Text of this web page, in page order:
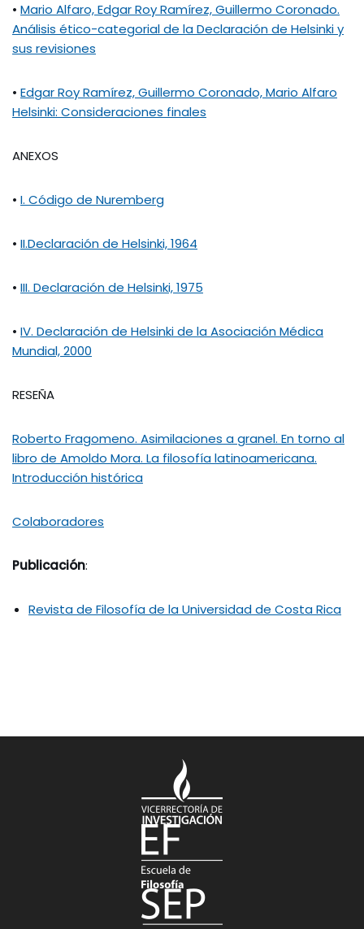
• Mario Alfaro, Edgar Roy Ramírez, Guillermo Coronado.
Análisis ético-categorial de la Declaración de Helsinki y
sus revisiones
• Edgar Roy Ramírez, Guillermo Coronado, Mario Alfaro
Helsinki: Consideraciones finales
ANEXOS
• I. Código de Nuremberg
• II.Declaración de Helsinki, 1964
• III. Declaración de Helsinki, 1975
• IV. Declaración de Helsinki de la Asociación Médica
Mundial, 2000
RESEÑA
Roberto Fragomeno. Asimilaciones a granel. En torno al
libro de Amoldo Mora. La filosofía latinoamericana.
Introducción histórica
Colaboradores
Publicación:
Revista de Filosofía de la Universidad de Costa Rica